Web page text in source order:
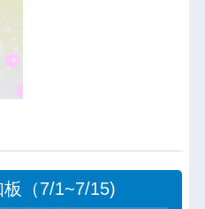
（7/1~7/15)